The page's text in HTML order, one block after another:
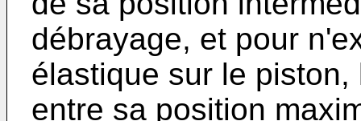
débrayage, et pour
élastique sur le
entre sa position